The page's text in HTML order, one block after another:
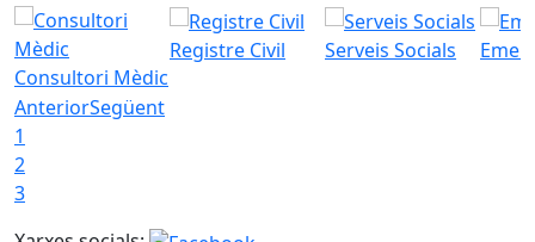
Consultori Mèdic
Registre Civil Serveis Socials
AnteriorSegüent
1
2
3